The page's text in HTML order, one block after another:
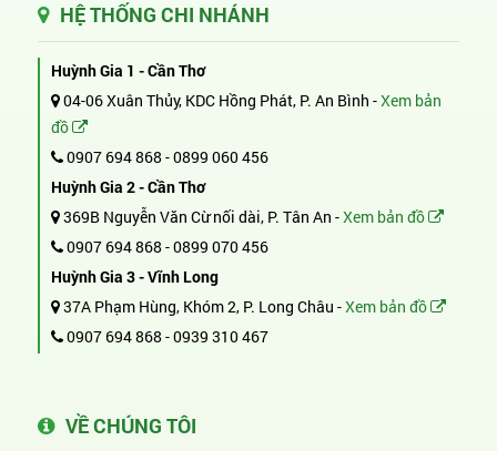
HỆ THỐNG CHI NHÁNH
Huỳnh Gia 1 - Cần Thơ
04-06 Xuân Thủy, KDC Hồng Phát, P. An Bình -Xem bản
đồ
0907 694 868 -0899 060 456
Huỳnh Gia 2 - Cần Thơ
369B Nguyễn Văn Cừ nối dài, P. Tân An -Xem bản đồ
0907 694 868 -0899 070 456
Huỳnh Gia 3 - Vĩnh Long
37A Phạm Hùng, Khóm 2, P. Long Châu -Xem bản đồ
0907 694 868 -0939 310 467
VỀ CHÚNG TÔI